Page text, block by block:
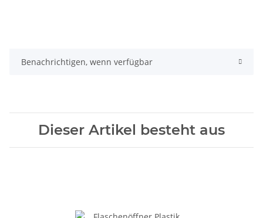
Benachrichtigen, wenn verfügbar
Dieser Artikel besteht aus